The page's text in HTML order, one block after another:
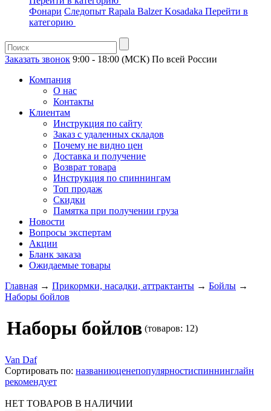
Фонари Следопыт Rapala BalzerKosadaka Перейти в
категорию
Заказать звонок 9:00 - 18:00 (МСК) По всей России
Компания
О нас
Контакты
Клиентам
Инструкция по сайту
Заказ с удаленных складов
Почему не видно цен
Доставка и получение
Возврат товара
Инструкция по спиннингам
Топ продаж
Скидки
Памятка при получении груза
Новости
Вопросы экспертам
Акции
Бланк заказа
Ожидаемые товары
Главная → Прикормки, насадки, аттрактанты → Бойлы →
Наборы бойлов
Наборы бойлов (товаров: 12)
Van Daf
Сортировать по: названиюценепопулярностиспиннинглайн
рекомендует
НЕТ ТОВАРОВ В НАЛИЧИИ